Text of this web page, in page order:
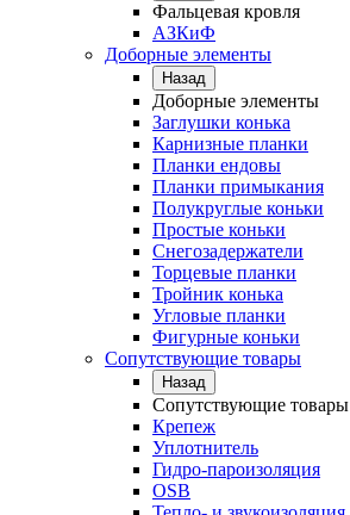
Фальцевая кровля
АЗКиФ
Доборные элементы
Назад
Доборные элементы
Заглушки конька
Карнизные планки
Планки ендовы
Планки примыкания
Полукруглые коньки
Простые коньки
Снегозадержатели
Торцевые планки
Тройник конька
Угловые планки
Фигурные коньки
Сопутствующие товары
Назад
Сопутствующие товары
Крепеж
Уплотнитель
Гидро-пароизоляция
OSB